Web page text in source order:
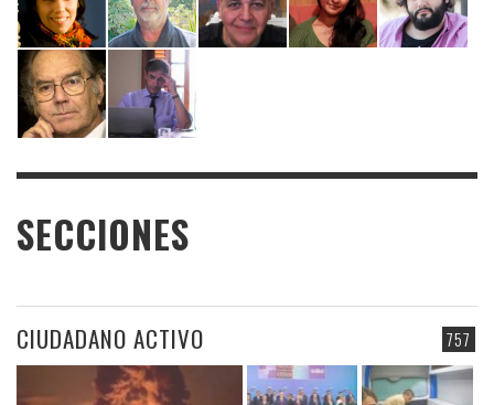
SECCIONES
757
CIUDADANO ACTIVO